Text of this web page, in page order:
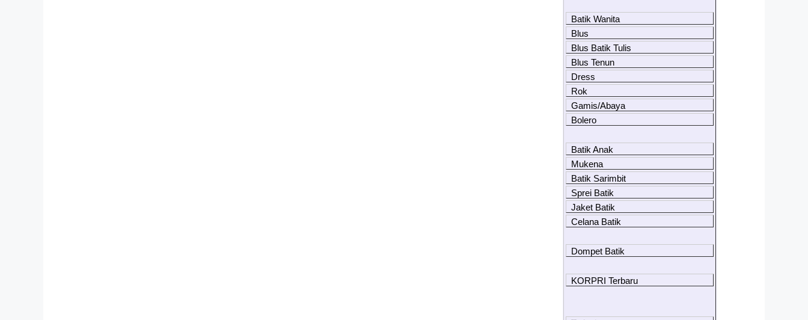
Batik Wanita
Blus
Blus Batik Tulis
Blus Tenun
Dress
Rok
Gamis/Abaya
Bolero
Batik Anak
Mukena
Batik Sarimbit
Sprei Batik
Jaket Batik
Celana Batik
Dompet Batik
KORPRI Terbaru